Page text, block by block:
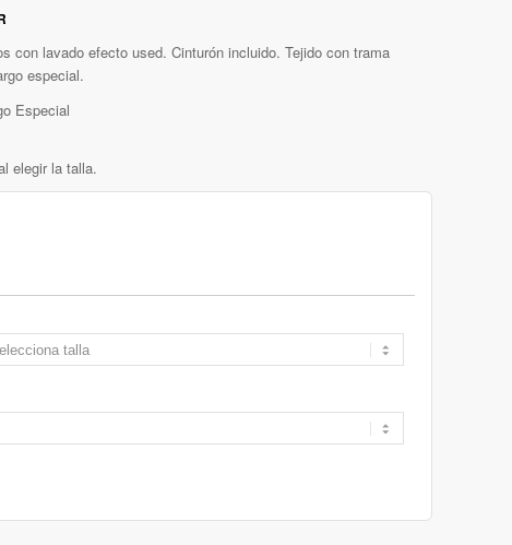
con lavado efecto used. Cinturón incluido. Tejido con trama
especial.
Especial
elegir la talla.